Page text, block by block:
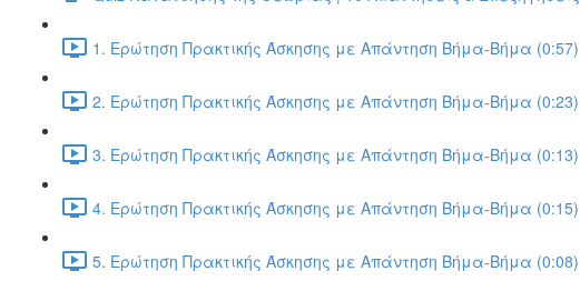
1. Ερώτηση Πρακτικής Άσκησης με Απάντηση Βήμα-Βήμα (0:57)
2. Ερώτηση Πρακτικής Άσκησης με Απάντηση Βήμα-Βήμα (0:23)
3. Ερώτηση Πρακτικής Άσκησης με Απάντηση Βήμα-Βήμα (0:13)
4. Ερώτηση Πρακτικής Άσκησης με Απάντηση Βήμα-Βήμα (0:15)
5. Ερώτηση Πρακτικής Άσκησης με Απάντηση Βήμα-Βήμα (0:08)